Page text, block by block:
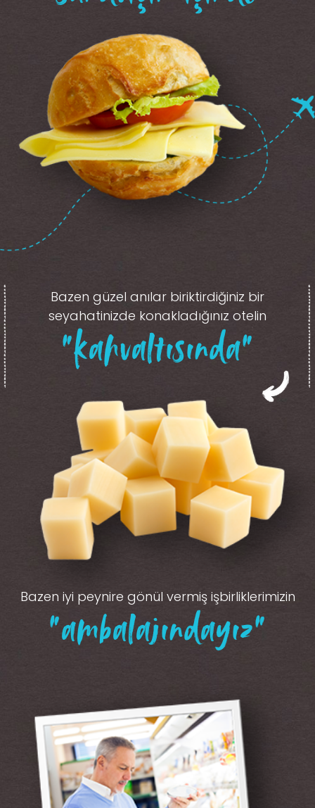
Bazen güzel anılar biriktirdiğiniz bir
seyahatinizde konakladığınız otelin
“kahvaltısında”
Bazen iyi peynire gönül vermiş işbirliklerimizin
“ambalajındayız”